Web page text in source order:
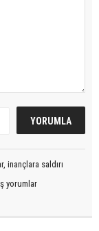
inançlara saldırı
yorumlar